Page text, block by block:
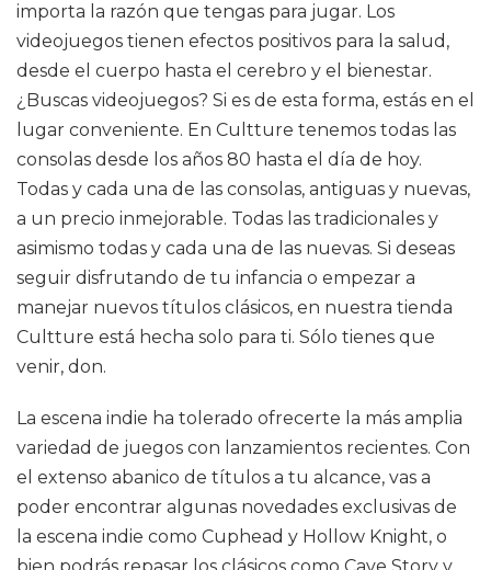
importa la razón que tengas para jugar. Los
videojuegos tienen efectos positivos para la salud,
desde el cuerpo hasta el cerebro y el bienestar.
¿Buscas videojuegos? Si es de esta forma, estás en el
lugar conveniente. En Cultture tenemos todas las
consolas desde los años 80 hasta el día de hoy.
Todas y cada una de las consolas, antiguas y nuevas,
a un precio inmejorable. Todas las tradicionales y
asimismo todas y cada una de las nuevas. Si deseas
seguir disfrutando de tu infancia o empezar a
manejar nuevos títulos clásicos, en nuestra tienda
Cultture está hecha solo para ti. Sólo tienes que
venir, don.
La escena indie ha tolerado ofrecerte la más amplia
variedad de juegos con lanzamientos recientes. Con
el extenso abanico de títulos a tu alcance, vas a
poder encontrar algunas novedades exclusivas de
la escena indie como Cuphead y Hollow Knight, o